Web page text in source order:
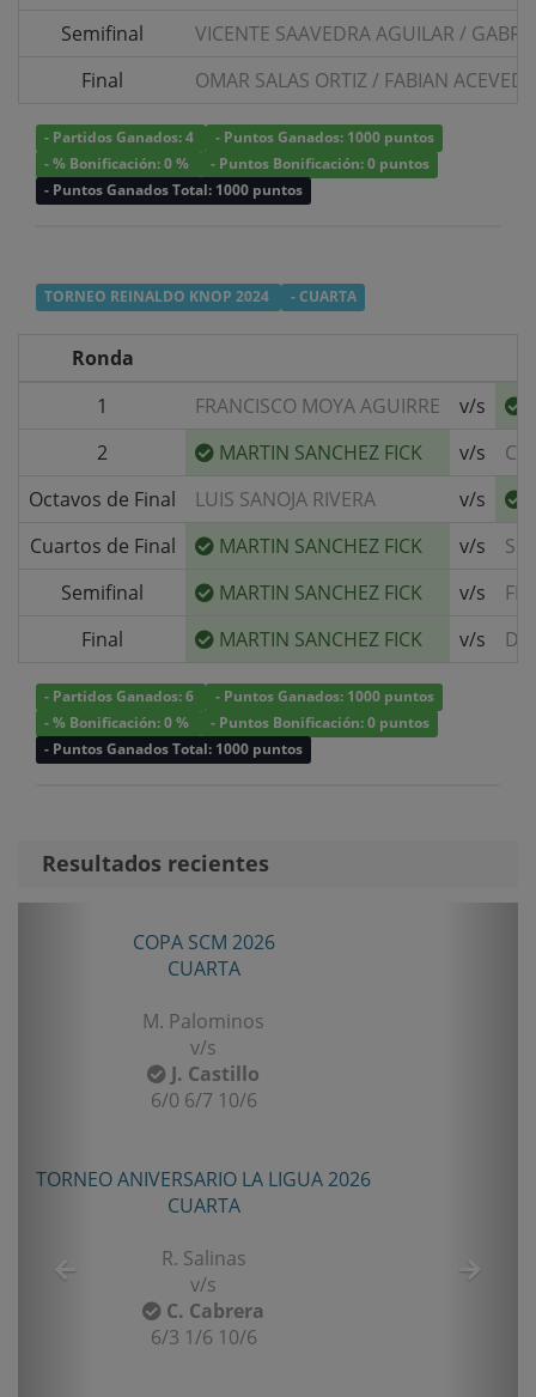
Semifinal
VICENTE SAAVEDRA AGUILAR /
Final
OMAR SALAS ORTIZ/ FABIAN
- Partidos Ganados: 4
- Puntos Ganados: 1000 puntos
- % Bonificación: 0 %
- Puntos Bonificación: 0 puntos
- Puntos Ganados Total: 1000 puntos
TORNEO REINALDO KNOP 2024 - CUARTA
Ronda
1
FRANCISCO MOYA AGUIRRE v/s
2
MARTIN SANCHEZ FICK v/s
Octavos de Final
LUIS SANOJA RIVERA v/s
Cuartos de Final
MARTIN SANCHEZ FICK v/s
Semifinal
MARTIN SANCHEZ FICK v/s
Final
MARTIN SANCHEZ FICK v/s
- Partidos Ganados: 6
- Puntos Ganados: 1000 puntos
- % Bonificación: 0 %
- Puntos Bonificación: 0 puntos
- Puntos Ganados Total: 1000 puntos
Resultados recientes
COPA SCM 2026
CUARTA
M. Palominos
v/s
J. Castillo
6/0 6/7 10/6
TORNEO ANIVERSARIO LA LIGUA 2026
CUARTA
R. Salinas
v/s
C. Cabrera
6/3 1/6 10/6